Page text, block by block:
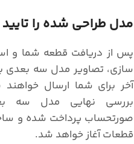
مدل طراحی شده را
پس از دریافت قطعه شما و
سازی، تصاویر مدل سه بعدی
آخر برای شما ارسال
بررسی نهایی مدل سه
صورتحساب پرداخت شده و
قطعات آغاز خواهد شد.